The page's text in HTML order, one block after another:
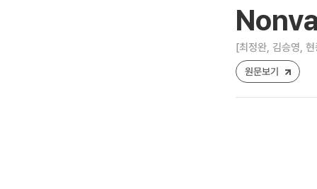
[최정완, 김승영,
원문보기